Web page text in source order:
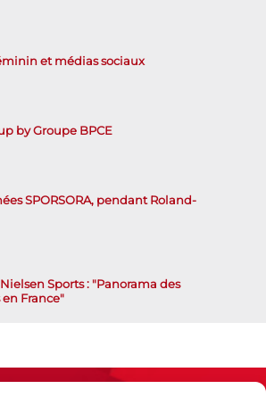
et médias sociaux
by Groupe BPCE
SPORSORA, pendant Roland-
Sports : "Panorama des
France"